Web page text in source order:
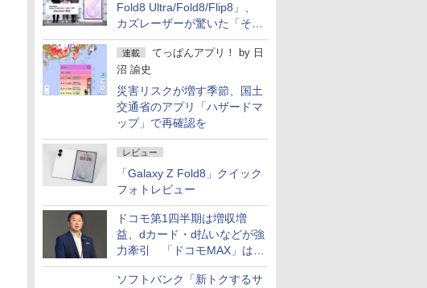
Fold8 Ultra/Fold8/Flip8」、
カズレーザーが驚いた「そば
屋のメニュー並みの薄さ」
連載 てっぱんアプリ！ by 日
沼 諭史
災害リスクが増す季節、国土
交通省のアプリ「ハザードマ
ップ」で再確認を
レビュー
「Galaxy Z Fold8」クイック
フォトレビュー
ドコモ第1四半期は増収増
益、dカード・d払いなどが強
力牽引 「ドコモMAX」は
400万契約突破
ソフトバンク「新トクするサ